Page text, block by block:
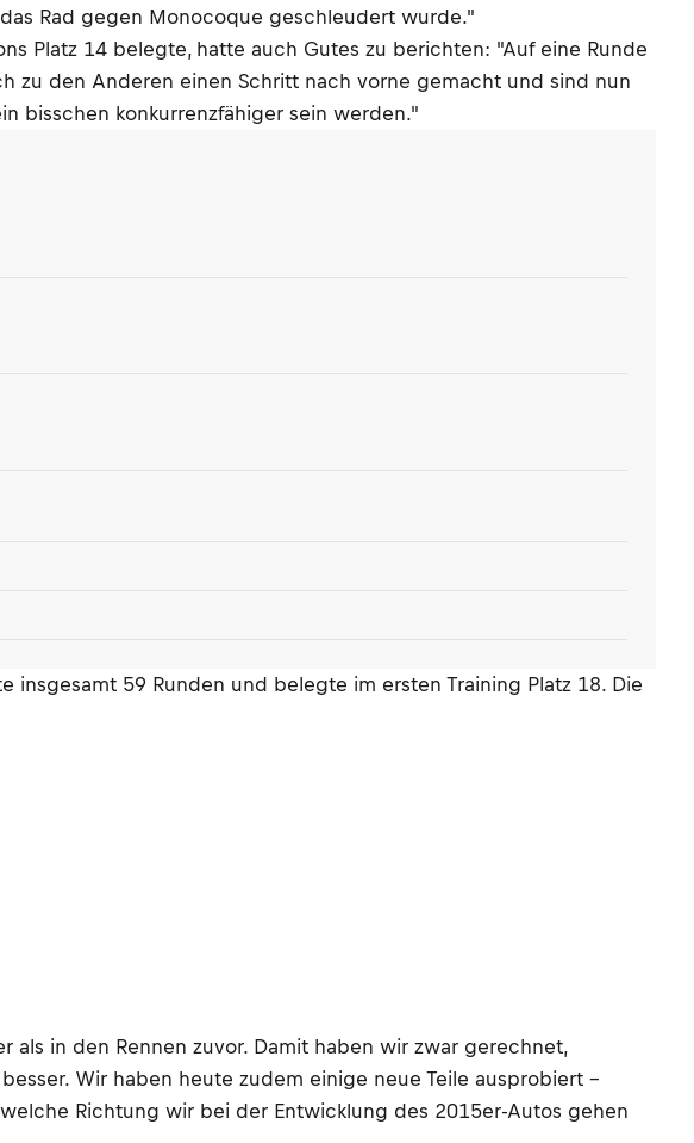
Rad gegen Monocoque geschleudert wurde."
Platz 14 belegte, hatte auch Gutes zu berichten: "Auf eine Runde
zu den Anderen einen Schritt nach vorne gemacht und sind nun
bisschen konkurrenzfähiger sein werden."
insgesamt 59 Runden und belegte im ersten Training Platz 18. Die
als in den Rennen zuvor. Damit haben wir zwar gerechnet,
Wir haben heute zudem einige neue Teile ausprobiert –
Richtung wir bei der Entwicklung des 2015er-Autos gehen